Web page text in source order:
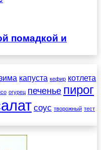
помадкой и
капуста кефир котлета
огурец печенье пирог
соус творожный тест